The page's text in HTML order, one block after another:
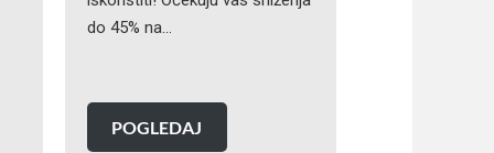
do 45% na…
POGLEDAJ